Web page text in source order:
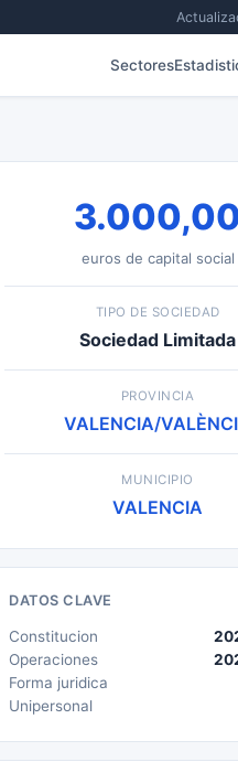
Sectores
euros de capital social
TIPO DE SOCIEDAD
Sociedad Limitada
PROVINCIA
VALENCIA/
MUNICIPIO
VALENCIA
DATOS CLAVE
Constitucion
Operaciones
Forma juridica
Unipersonal